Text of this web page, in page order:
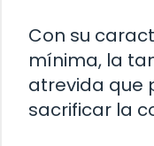
Con su
mínima, la
atrevida que
sacrificar la